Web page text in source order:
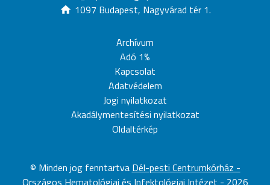
1097 Budapest, Nagyvárad tér 1.
Archívum
Adó 1%
Kapcsolat
Adatvédelem
Jogi nyilatkozat
Akadálymentesítési nyilatkozat
Oldaltérkép
© Minden jog fenntartva Dél-pesti Centrumkórház -
Országos Hematológiai és Infektológiai Intézet - 2026